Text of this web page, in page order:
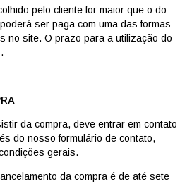
pelo cliente for maior que o do
ser paga com uma das formas
no site. O prazo para a utilização do
da compra, deve entrar em contato
do nosso formulário de contato,
gerais.
da compra é de até sete